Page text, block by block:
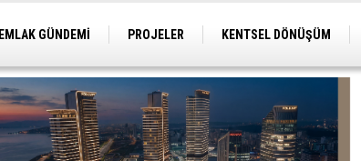
EMLAK GÜNDEMİ PROJELER KENTSEL DÖNÜŞÜM